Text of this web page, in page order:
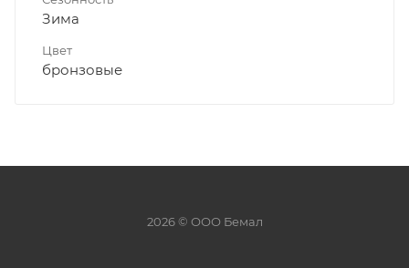
Зима
Цвет
бронзовые
2026 © ООО Бемал